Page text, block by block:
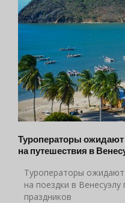
Туроператоры ожидают
на путешествия в
Туроператоры
на поездки в
праздников